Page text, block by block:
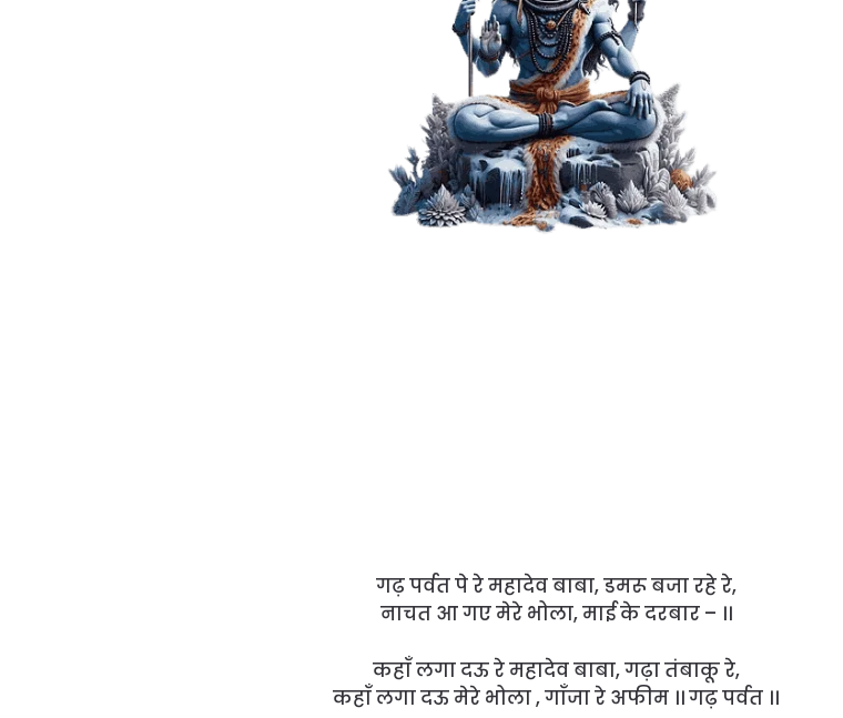
गढ़ पर्वत पे रे महादेव बाबा, डमरू बजा रहे रे,
नाचत आ गए मेरे भोला, माई के दरबार – ।।
कहाँ लगा दऊ रे महादेव बाबा, गढ़ा तंबाकू रे,
कहाँ लगा दऊ मेरे भोला , गाँजा रे अफीम ।। गढ़ पर्वत ।।